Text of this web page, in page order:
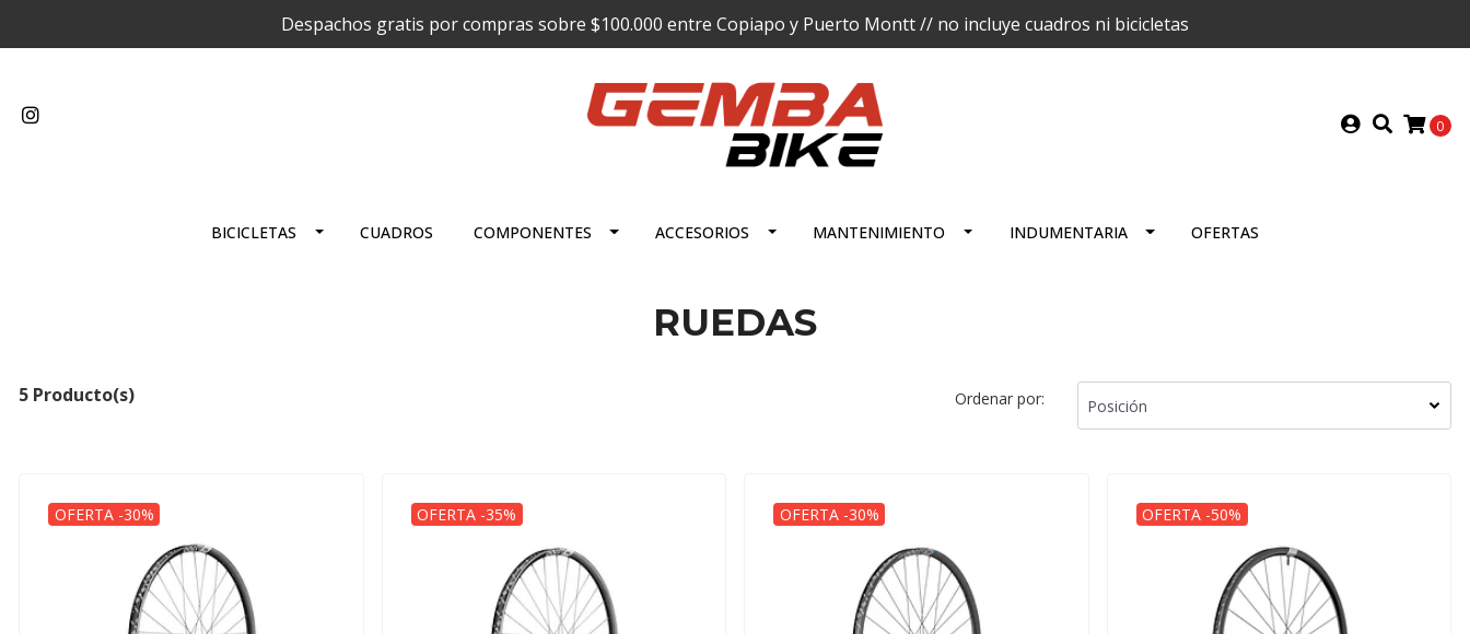
Despachos gratis por compras sobre $100.000 entre Copiapo y Puerto Montt // no incluye cuadros ni bicicletas
0
BICICLETAS CUADROS COMPONENTES ACCESORIOS MANTENIMIENTO INDUMENTARIA OFERTAS
RUEDAS
5 Producto(s) Ordenar por:
OFERTA -30% OFERTA -35% OFERTA -30% OFERTA -50%